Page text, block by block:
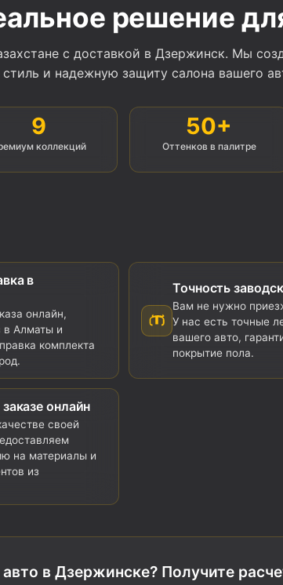
решение
с доставкой в Дзержинск. Мы
и надежную защиту салона вашего
9
коллекций
50+
Оттенков в палитре
в
онлайн,
Алматы и
комплекта
Точность
Вам не нужно
У нас есть точные
вашего авто,
покрытие пола.
онлайн
своей
на материалы и
из
в Дзержинске? Получите